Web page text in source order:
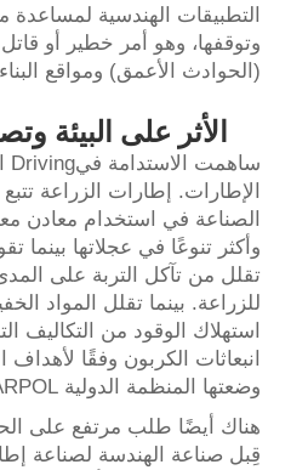
التطبيقات الهندسية
وتوقفها، وهو أمر خطير أو
(الحوادث الأعمق) ومواقع
الأثر على البيئة
الإطارات. إطارات الزراعة
الصناعة في استخدام معادن
وأكثر تنوعًا في عجلاتها بينما
تقلل من تآكل التربة على
للزراعة. بينما تقلل المواد
استهلاك الوقود من التكاليف
انبعاثات الكربون وفقًا لأهداف
وضعتها المنظمة الدولية MARPOL يُظهر التزامًا بيئيًا.
هناك أيضًا طلب مرتفع على
قِبل صناعة الهندسة لصناعة